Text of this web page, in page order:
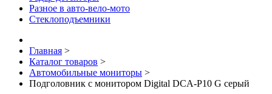
Разное в авто-вело-мото
Стеклоподъемники
Главная >
Каталог товаров >
Автомобильные мониторы >
Подголовник с монитором Digital DCA-P10 G серый